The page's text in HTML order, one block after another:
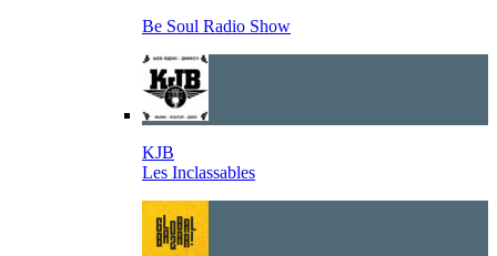
Be Soul Radio Show
KJB
Les Inclassables